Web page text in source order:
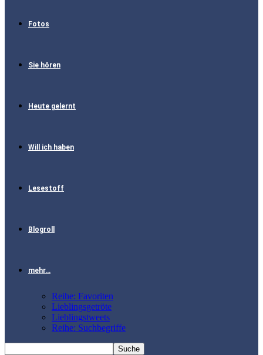
Fotos
Sie hören
Heute gelernt
Will ich haben
Lesestoff
Blogroll
mehr…
Reihe: Favoriten
Lieblingsgetröte
Lieblingstweets
Reihe: Suchbegriffe